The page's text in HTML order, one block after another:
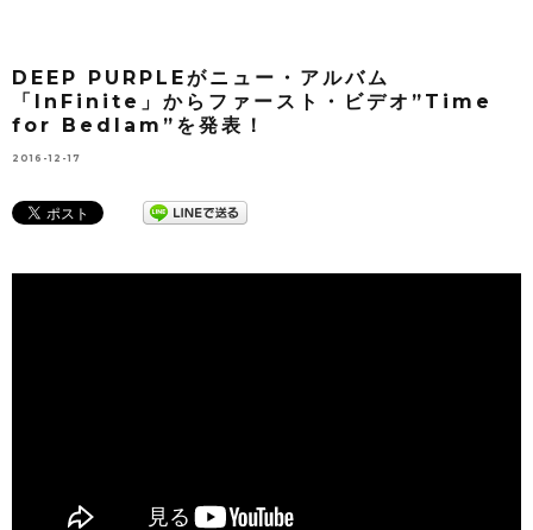
DEEP PURPLEがニュー・アルバム
「InFinite」からファースト・ビデオ”Time
for Bedlam”を発表！
2016-12-17